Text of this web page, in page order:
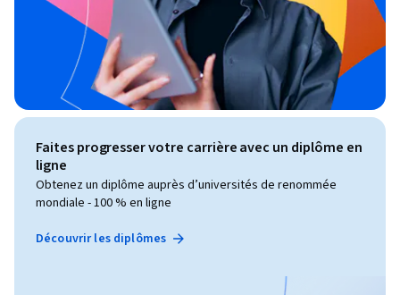
Faites progresser votre carrière avec un diplôme en
ligne
Obtenez un diplôme auprès d’universités de renommée
mondiale - 100 % en ligne
Découvrir les diplômes